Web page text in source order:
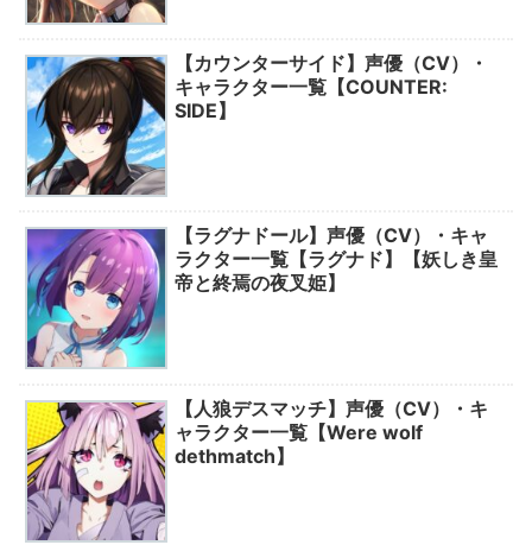
【カウンターサイド】声優（CV）・
キャラクター一覧【COUNTER:
SIDE】
【ラグナドール】声優（CV）・キャ
ラクター一覧【ラグナド】【妖しき皇
帝と終焉の夜叉姫】
【人狼デスマッチ】声優（CV）・キ
ャラクター一覧【Were wolf
dethmatch】